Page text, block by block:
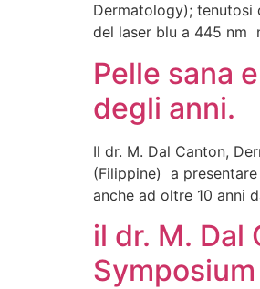
Dermatology);
del laser blu a 445 nm
Pelle sana
degli anni.
Il dr. M. Dal Canton,
(Filippine) a
anche ad oltre 10 anni
il dr. M.